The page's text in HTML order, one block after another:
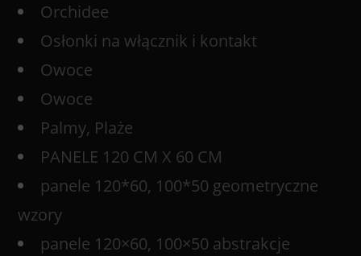
Orchidee
Osłonki na włącznik i kontakt
Owoce
Owoce
Palmy, Plaże
PANELE 120 CM X 60 CM
panele 120*60, 100*50 geometryczne
wzory
panele 120×60, 100×50 abstrakcje